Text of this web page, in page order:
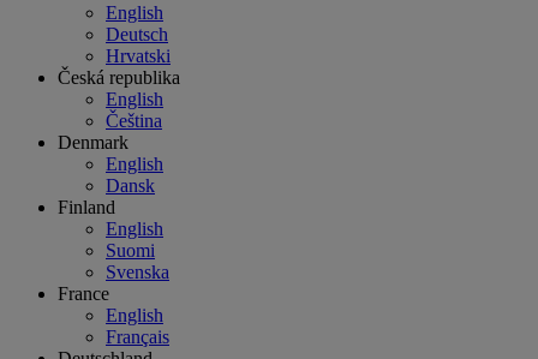
English
Deutsch
Hrvatski
Česká republika
English
Čeština
Denmark
English
Dansk
Finland
English
Suomi
Svenska
France
English
Français